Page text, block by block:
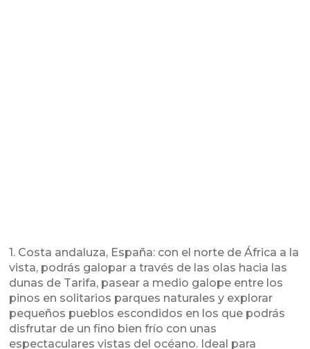
1. Costa andaluza, España: con el norte de África a la
vista, podrás galopar a través de las olas hacia las
dunas de Tarifa, pasear a medio galope entre los
pinos en solitarios parques naturales y explorar
pequeños pueblos escondidos en los que podrás
disfrutar de un fino bien frío con unas
espectaculares vistas del océano. Ideal para